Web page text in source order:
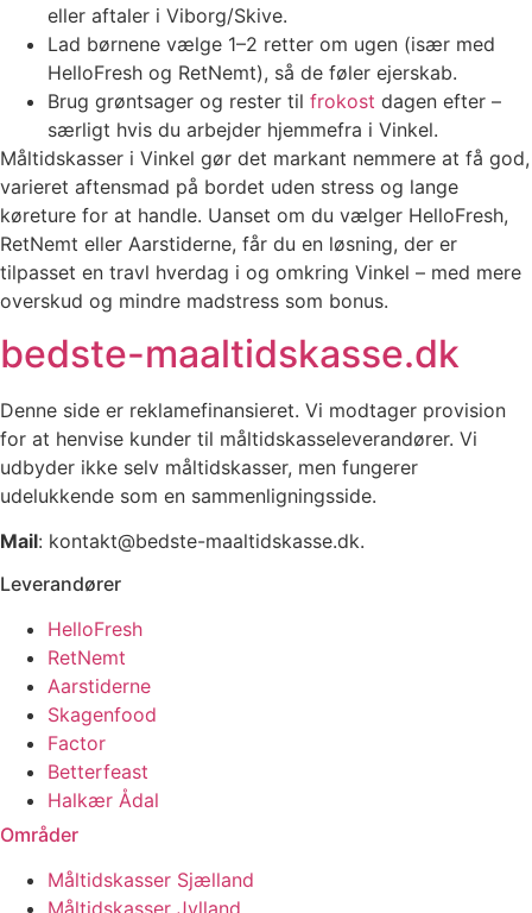
eller aftaler i Viborg/Skive.
Lad børnene vælge 1–2 retter om ugen (især med
HelloFresh og RetNemt), så de føler ejerskab.
Brug grøntsager og rester til frokost dagen efter –
særligt hvis du arbejder hjemmefra i Vinkel.
Måltidskasser i Vinkel gør det markant nemmere at få god,
varieret aftensmad på bordet uden stress og lange
køreture for at handle. Uanset om du vælger HelloFresh,
RetNemt eller Aarstiderne, får du en løsning, der er
tilpasset en travl hverdag i og omkring Vinkel – med mere
overskud og mindre madstress som bonus.
bedste-maaltidskasse.dk
Denne side er reklamefinansieret. Vi modtager provision
for at henvise kunder til måltidskasseleverandører. Vi
udbyder ikke selv måltidskasser, men fungerer
udelukkende som en sammenligningsside.
Mail: kontakt@bedste-maaltidskasse.dk.
Leverandører
HelloFresh
RetNemt
Aarstiderne
Skagenfood
Factor
Betterfeast
Halkær Ådal
Områder
Måltidskasser Sjælland
Måltidskasser Jylland